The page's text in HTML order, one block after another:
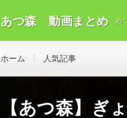
あつ森 動画まとめ あ
ホーム 人気記事
【あつ森】ぎ